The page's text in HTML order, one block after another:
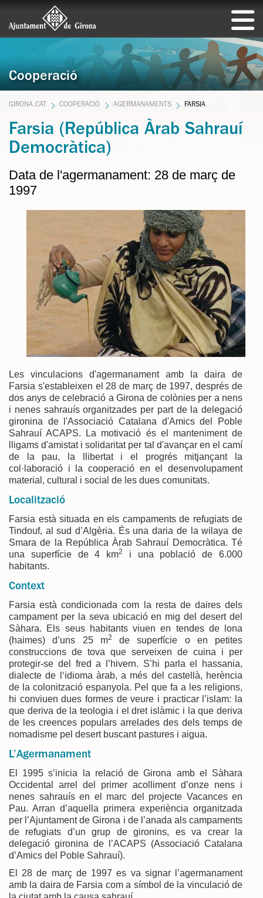
Cooperació
GIRONA.CAT COOPERACIÓ AGERMANAMENTS FARSIA
Farsia (República Àrab Sahrauí
Democràtica)
Data de l'agermanament: 28 de març de
1997
Les vinculacions d'agermanament amb la daira de
Farsia s'estableixen el 28 de març de 1997, després de
dos anys de celebració a Girona de colònies per a nens
i nenes sahrauís organitzades per part de la delegació
gironina de l'Associació Catalana d'Amics del Poble
Sahrauí ACAPS. La motivació és el manteniment de
lligams d'amistat i solidaritat per tal d'avançar en el camí
de la pau, la llibertat i el progrés mitjançant la
col·laboració i la cooperació en el desenvolupament
material, cultural i social de les dues comunitats.
Localització
Farsia està situada en els campaments de refugiats de
Tindouf, al sud d’Algèria. És una daria de la wilaya de
Smara de la República Àrab Sahrauí Democràtica. Té
una superfície de 4 km2
i una població de 6.000
habitants.
Context
Farsia està condicionada com la resta de daires dels
campament per la seva ubicació en mig del desert del
Sàhara. Els seus habitants viuen en tendes de lona
(haimes) d’uns 25 m2
de superfície o en petites
construccions de tova que serveixen de cuina i per
protegir-se del fred a l’hivern. S’hi parla el hassania,
dialecte de l‘idioma àrab, a més del castellà, herència
de la colonització espanyola. Pel que fa a les religions,
hi conviuen dues formes de veure i practicar l’islam: la
que deriva de la teologia i el dret islàmic i la que deriva
de les creences populars arrelades des dels temps de
nomadisme pel desert buscant pastures i aigua.
L’Agermanament
El 1995 s’inicia la relació de Girona amb el Sàhara
Occidental arrel del primer acolliment d’onze nens i
nenes sahrauís en el marc del projecte Vacances en
Pau. Arran d’aquella primera experiència organitzada
per l’Ajuntament de Girona i de l’anada als campaments
de refugiats d’un grup de gironins, es va crear la
delegació gironina de l’ACAPS (Associació Catalana
d’Amics del Poble Sahrauí).
El 28 de març de 1997 es va signar l’agermanament
amb la daira de Farsia com a símbol de la vinculació de